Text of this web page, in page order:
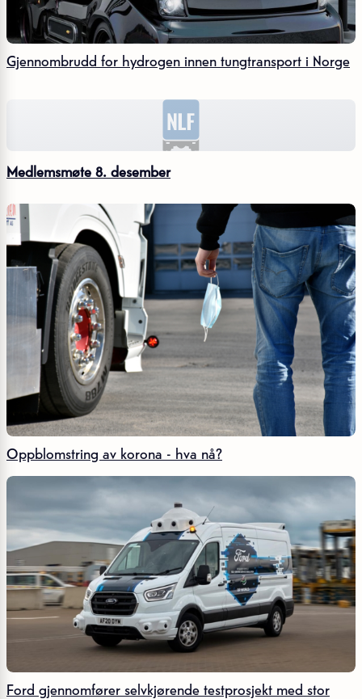
Gjennombrudd for hydrogen innen tungtransport i Norge
Medlemsmøte 8. desember
Oppblomstring av korona - hva nå?
Ford gjennomfører selvkjørende testprosjekt med stor